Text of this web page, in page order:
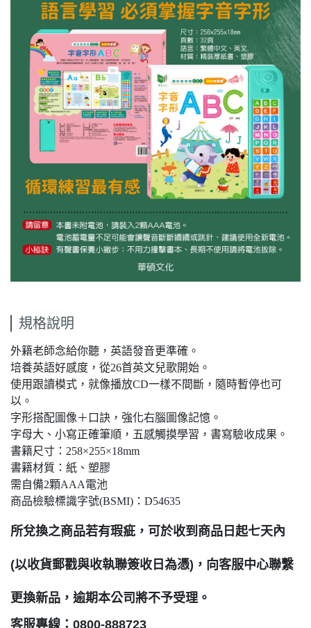
規格說明
外籍老師念給你聽，英語發音更準確。
培養英語好感度，從26首英文兒歌開始。
使用跟讀模式，就像播放CD一樣不間斷，隨時暫停也可
以。
字形搭配圖像＋口訣，強化右腦圖像記憶。
字母大、小寫正確筆順，五感觸摸學習，書寫驗收成果。
書籍尺寸：258×255×18mm
書籍材質：紙、塑膠
需自備2顆AAA電池
商品檢驗標識字號(BSMI)：D54635
所兌換之商品若有瑕疵，可於收到商品日起七天內
(以收貨郵戳與收執聯簽收日為憑)，向客服中心聯繫
更換新品，逾期本公司將不予受理。
客服專線：0800-888723